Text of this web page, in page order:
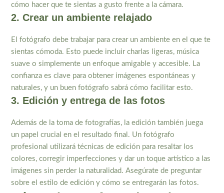
cómo hacer que te sientas a gusto frente a la cámara.
2. Crear un ambiente relajado
El fotógrafo debe trabajar para crear un ambiente en el que te
sientas cómoda. Esto puede incluir charlas ligeras, música
suave o simplemente un enfoque amigable y accesible. La
confianza es clave para obtener imágenes espontáneas y
naturales, y un buen fotógrafo sabrá cómo facilitar esto.
3. Edición y entrega de las fotos
Además de la toma de fotografías, la edición también juega
un papel crucial en el resultado final. Un fotógrafo
profesional utilizará técnicas de edición para resaltar los
colores, corregir imperfecciones y dar un toque artístico a las
imágenes sin perder la naturalidad. Asegúrate de preguntar
sobre el estilo de edición y cómo se entregarán las fotos.